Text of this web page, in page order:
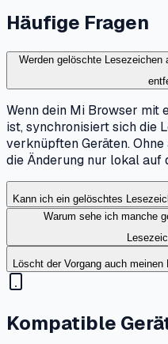
Häufige Fragen
Werden gelöschte Lesezeichen
Wenn dein Mi Browser mit
ist, synchronisiert sich die
verknüpften Geräten.
die Änderung nur lokal auf
Kann ich ein gelöschtes
Warum sehe ich manche
Löscht der Vorgang auch
Kompatible